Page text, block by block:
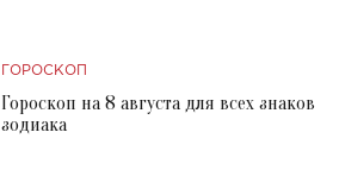
ГОРОСКОП
Гороскоп на 8 августа для всех знаков
зодиака